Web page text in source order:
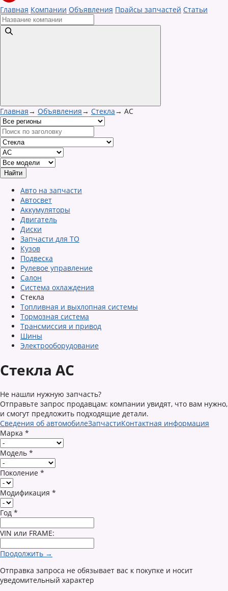
Главная Компании Объявления Прайсы запчастей Статьи
Главная→ Объявления→ Стекла→ AC
Авто на запчасти
Автосвет
Аккумуляторы
Двигатель
Диски
Запчасти для ТО
Кузов
Подвеска
Рулевое управление
Салон
Система охлаждения
Стекла
Топливная и выхлопная системы
Тормозная система
Трансмиссия и привод
Шины
Электрооборудование
Стекла AC
Не нашли нужную запчасть?
Отправьте запрос продавцам: компании увидят, что вам нужно,
и смогут предложить подходящие детали.
Сведения об автомобилеЗапчастиКонтактная информация
Марка *
Модель *
Поколение *
Модификация *
Год *
VIN или FRAME:
Продолжить →
Отправка запроса не обязывает вас к покупке и носит
уведомительный характер